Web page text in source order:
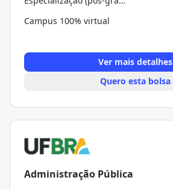
Campus 100% virtual
Ver mais detalhes
Quero esta bolsa
Administração Pública